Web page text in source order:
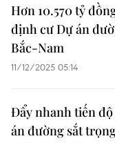
Hơn 10.570 tỷ
định cư Dự án
Bắc-Nam
11/12/2025 05:14
Đẩy nhanh tiến
án đường sắt